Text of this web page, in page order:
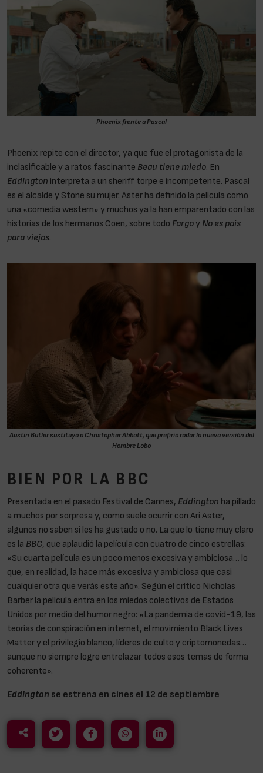
Phoenix frente a Pascal
Phoenix repite con el director, ya que fue el protagonista de la
inclasificable y a ratos fascinante Beau tiene miedo. En
Eddington interpreta a un sheriff torpe e incompetente. Pascal
es el alcalde y Stone su mujer. Aster ha definido la película como
una «comedia western» y muchos ya la han emparentado con las
historias de los hermanos Coen, sobre todo Fargoy No es país
para viejos.
Austin Butler sustituyó a Christopher Abbott, que prefirió rodar la nueva versión del
Hombre Lobo
BIEN POR LA BBC
Presentada en el pasado Festival de Cannes, Eddington ha pillado
a muchos por sorpresa y, como suele ocurrir con Ari Aster,
algunos no saben si les ha gustado o no. La que lo tiene muy claro
es la BBC, que aplaudió la película con cuatro de cinco estrellas:
«Su cuarta película es un poco menos excesiva y ambiciosa… lo
que, en realidad, la hace más excesiva y ambiciosa que casi
cualquier otra que verás este año». Según el crítico Nicholas
Barber la película entra en los miedos colectivos de Estados
Unidos por medio del humor negro: «La pandemia de covid-19, las
teorías de conspiración en internet, el movimiento Black Lives
Matter y el privilegio blanco, líderes de culto y criptomonedas…
aunque no siempre logre entrelazar todos esos temas de forma
coherente».
Eddington se estrena en cines el 12 de septiembre